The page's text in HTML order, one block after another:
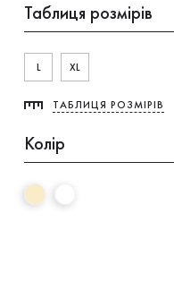
Таблиця розмірів
L XL
ТАБЛИЦЯ РОЗМІРІВ
Колір